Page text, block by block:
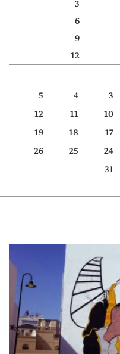
3
6
9
12
3
4
5
10
11
12
17
18
19
24
25
26
31